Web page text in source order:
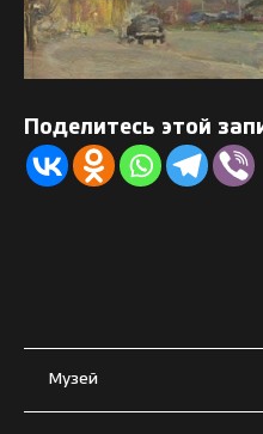
Поделитесь этой
Музей